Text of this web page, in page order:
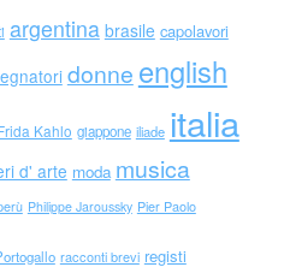
argentina brasile capolavori
donne english
Kahlo giappone iliade italia
d' arte moda musica
Philippe Jaroussky Pier Paolo
racconti brevi registi